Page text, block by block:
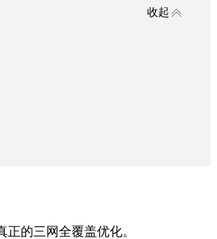
收起
的三网全覆盖优化。